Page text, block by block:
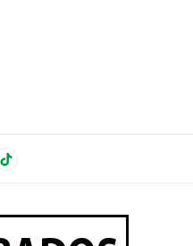
TikTok